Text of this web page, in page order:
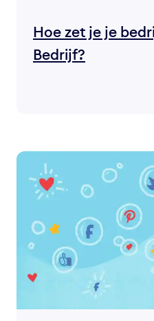
Hoe zet je je
Bedrijf?